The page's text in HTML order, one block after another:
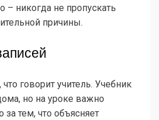
– никогда не пропускать
причины.
говорит учитель. Учебник
но на уроке важно
за тем, что объясняет